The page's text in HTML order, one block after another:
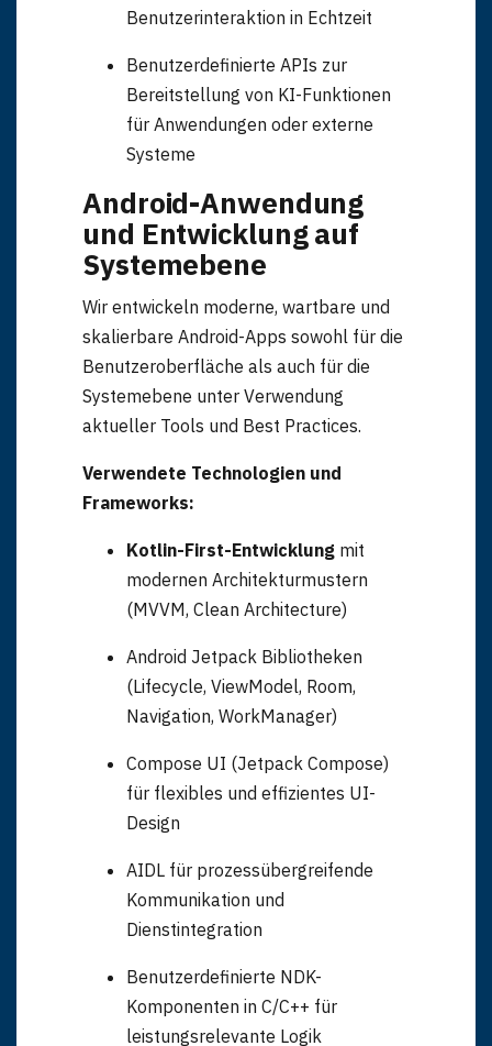
MedicDroid - Android für medizinische OEM
Benutzerinteraktion in Echtzeit
Benutzerdefinierte APIs zur
Bereitstellung von KI-Funktionen
für Anwendungen oder externe
Systeme
Android-Anwendung
und Entwicklung auf
Systemebene
Wir entwickeln moderne, wartbare und
skalierbare Android-Apps sowohl für die
Benutzeroberfläche als auch für die
Systemebene unter Verwendung
aktueller Tools und Best Practices.
Verwendete Technologien und
Frameworks:
Kotlin-First-Entwicklung mit
modernen Architekturmustern
(MVVM, Clean Architecture)
Android Jetpack Bibliotheken
(Lifecycle, ViewModel, Room,
Navigation, WorkManager)
Compose UI (Jetpack Compose)
für flexibles und effizientes UI-
Design
AIDL für prozessübergreifende
Kommunikation und
Dienstintegration
Benutzerdefinierte NDK-
Komponenten in C/C++ für
leistungsrelevante Logik